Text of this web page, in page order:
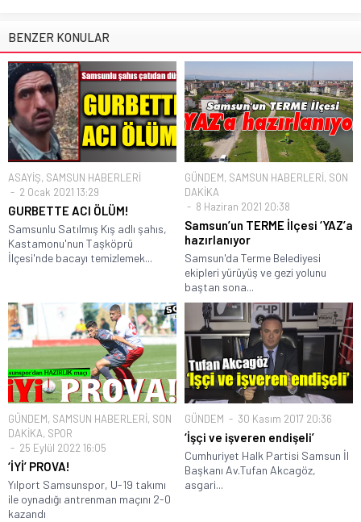
BENZER KONULAR
ASAYİŞ, SAMSUN HABERLERİ
2 Ocak 2021 13:29
GURBETTE ACI ÖLÜM!
Samsunlu Satılmış Kış adlı şahıs,
Kastamonu'nun Taşköprü
İlçesi'nde bacayı temizlemek...
GÜNDEM, SAMSUN HABERLERİ, SON
DAKİKA
8 Haziran 2021 20:38
Samsun’un TERME İlçesi ‘YAZ’a
hazırlanıyor
Samsun'da Terme Belediyesi
ekipleri yürüyüş ve gezi yolunu
baştan sona...
GÜNDEM, SAMSUN HABERLERİ, SON
DAKİKA, SPOR
25 Eylül 2022 16:05
‘İYİ’ PROVA!
Yılport Samsunspor, U-19 takımı
ile oynadığı antrenman maçını 2-0
kazandı
GÜNDEM 30 Kasım 2017 20:36
‘İşçi ve işveren endişeli’
Cumhuriyet Halk Partisi Samsun İl
Başkanı Av.Tufan Akcagöz,
asgari...